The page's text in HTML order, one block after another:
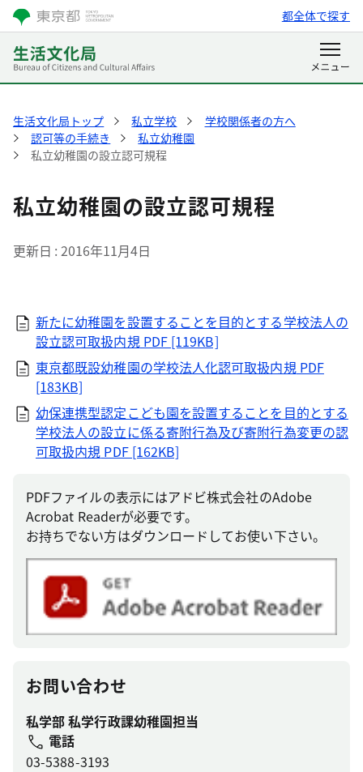
都全体で探す
生活文化局トップ 私立学校
学校関係者の方へ
認可等の手続き
私立幼稚園
私立幼稚園の設立認可規程
私立幼稚園の設立認可規程
更新日 2016年11月4日
新たに幼稚園を設置することを目的とする学校法人の
設立認可取扱内規PDF [119KB]
東京都既設幼稚園の学校法人化認可取扱内規PDF
[183KB]
幼保連携型認定こども園を設置することを目的とする
学校法人の設立に係る寄附行為及び寄附行為変更の認
可取扱内規 PDF [162KB]
PDFファイルの表示にはアドビ株式会社のAdobe
Acrobat Readerが必要です。
お持ちでない方はダウンロードしてお使い下さい。
お問い合わせ
私学部 私学行政課幼稚園担当
電話
03-5388-3193